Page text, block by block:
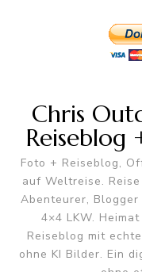
Chris
Reiseblog
Foto + Reiseblog,
auf Weltreise.
Abenteurer,
4×4 LKW.
Reiseblog mit
ohne KI Bilder. Ein